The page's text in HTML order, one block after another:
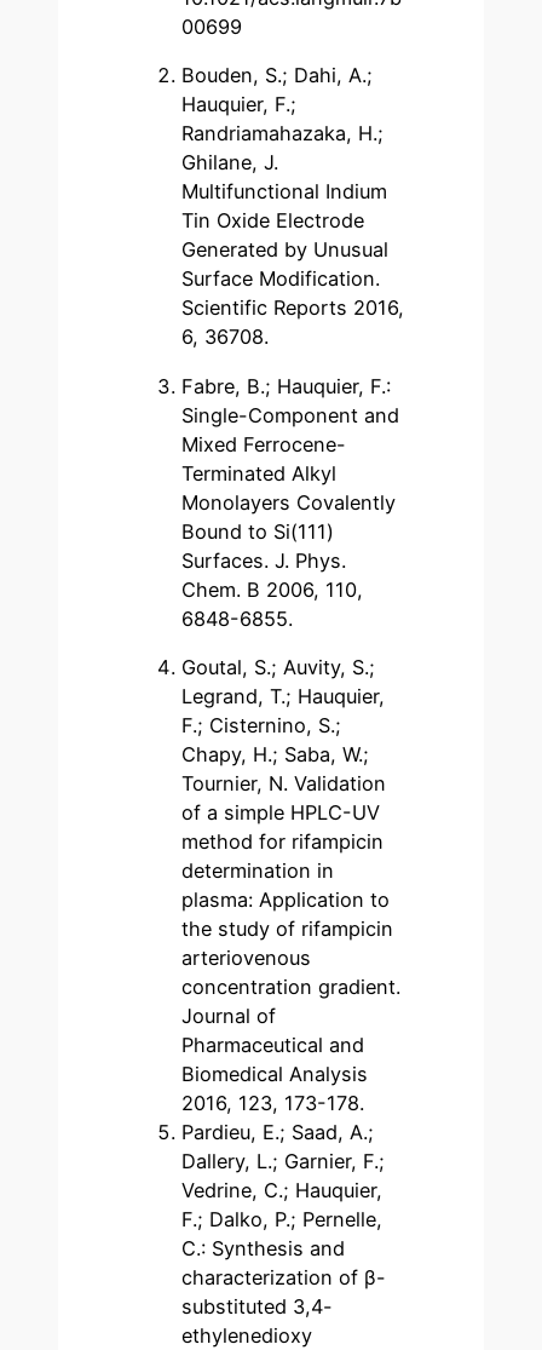
00699
Bouden, S.; Dahi, A.;
Hauquier, F.;
Randriamahazaka, H.;
Ghilane, J.
Multifunctional Indium
Tin Oxide Electrode
Generated by Unusual
Surface Modification.
Scientific Reports 2016,
6, 36708.
Fabre, B.; Hauquier, F.:
Single-Component and
Mixed Ferrocene-
Terminated Alkyl
Monolayers Covalently
Bound to Si(111)
Surfaces. J. Phys.
Chem. B 2006, 110,
6848-6855.
Goutal, S.; Auvity, S.;
Legrand, T.; Hauquier,
F.; Cisternino, S.;
Chapy, H.; Saba, W.;
Tournier, N. Validation
of a simple HPLC-UV
method for rifampicin
determination in
plasma: Application to
the study of rifampicin
arteriovenous
concentration gradient.
Journal of
Pharmaceutical and
Biomedical Analysis
2016, 123, 173-178.
Pardieu, E.; Saad, A.;
Dallery, L.; Garnier, F.;
Vedrine, C.; Hauquier,
F.; Dalko, P.; Pernelle,
C.: Synthesis and
characterization of β-
substituted 3,4-
ethylenedioxy